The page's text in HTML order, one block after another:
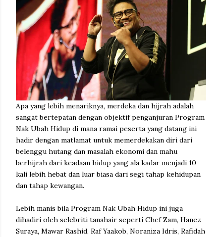
Apa yang lebih menariknya, merdeka dan hijrah adalah
sangat bertepatan dengan objektif penganjuran Program
Nak Ubah Hidup di mana ramai peserta yang datang ini
hadir dengan matlamat untuk memerdekakan diri dari
belenggu hutang dan masalah ekonomi dan mahu
berhijrah dari keadaan hidup yang ala kadar menjadi 10
kali lebih hebat dan luar biasa dari segi tahap kehidupan
dan tahap kewangan.
Lebih manis bila Program Nak Ubah Hidup ini juga
dihadiri oleh selebriti tanahair seperti Chef Zam, Hanez
Suraya, Mawar Rashid, Raf Yaakob, Noraniza Idris, Rafidah